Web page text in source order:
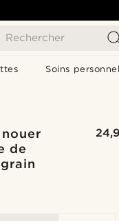
Rechercher
Soins
de